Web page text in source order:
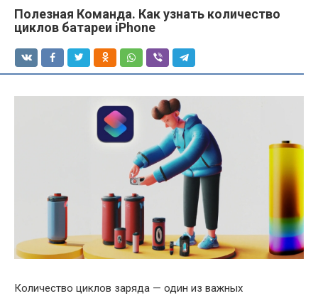
Полезная Команда. Как узнать количество
циклов батареи iPhone
Количество циклов заряда — один из важных